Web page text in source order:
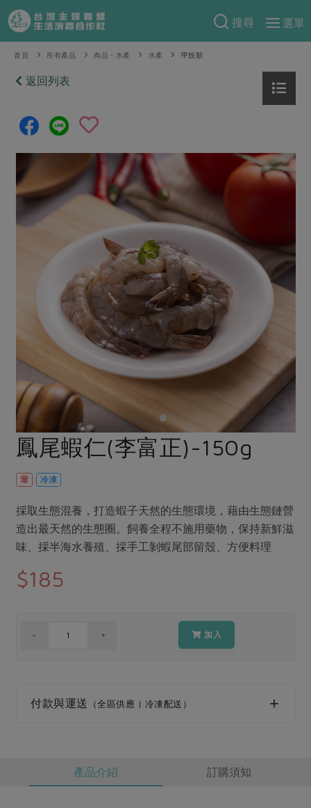
搜尋
選單
產品分類
當季蔬果
芽苗類
辛香料類
奶蛋豆・五穀
蛋 乳製品
米麵雜糧
肉品・水產
畜產肉類 水產
水畜加工品
調理食材・點心
調味醬料/南北貨
休閒零嘴 沖泡飲品
保健食品
美妝保養 個人清潔
家庭清潔 織品
日用品
最新產品
素食專區
食譜料理
食材
麵食
肉食
海鮮
料理方式
烘焙．點心
醬料
湯品．鍋物
漬物
主題食譜
年菜食譜
特別企畫
預購活動
把最好的台灣味帶回家！
防災用品預購圓滿結束
2026年端午節預購圓滿結束
更多預購活動
當季產品
傳到心坎裡，誠心又澎派
合作25-經典快閃最後一週
合作25-精選產品第四彈
更多當季產品
議題活動
主婦聯盟X樂齡網特約優惠案
2024農業發展計畫年度報告
更多議題活動
綠主張
觀點文章
主婦食堂 一籃菜真心話
合作聯合國
產品故事 生活提案
親子食育
廚房瑜伽
關注議題
減硝酸鹽
非基改運動
廢核運動 能源議題
減添加物 減塑減廢
公益金
更多議題
生活者e週報
綠主張月刊
關於合作社
認識合作社
關於我們
員工與求才
產品檢驗
自主把關
檢驗報告
硝酸鹽檢驗
社員權益
社務專區
選舉專區
地區活動
重要公告
首頁 所有產品 肉品・水產 水產 甲殼類
返回列表
鳳尾蝦仁(李富正)-150g
葷 冷凍
採取生態混養，打造蝦子天然的生態環境，藉由生態鏈營
造出最天然的生態圈。飼養全程不施用藥物，保持新鮮滋
味、採半海水養殖、採手工剝蝦尾部留殼、方便料理
$185
加入
付款與運送 （全區供應 | 冷凍配送）
產品介紹 訂購須知